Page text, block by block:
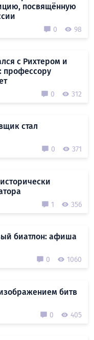
посвящённую
0 98
с Рихтером и
профессору
0 312
стал
0 371
1 356
биатлон: афиша
0 1060
битв
0 405